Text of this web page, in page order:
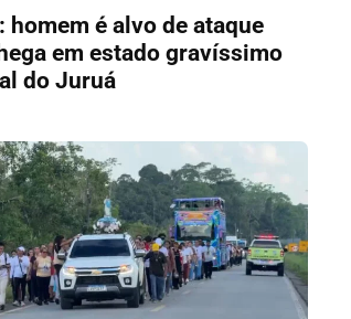
homem é alvo de ataque
em estado gravíssimo
do Juruá